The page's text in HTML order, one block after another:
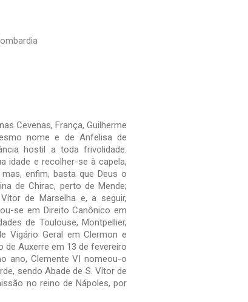
Cevenas, França, Guilherme
nome e de Anfelisa de
hostil a toda frivolidade.
idade e recolher-se à capela,
enfim, basta que Deus o
de Chirac, perto de Mende;
de Marselha e, a seguir,
se em Direito Canônico em
de Toulouse, Montpellier,
Vigário Geral em Clermon e
de Auxerre em 13 de fevereiro
ano, Clemente VI nomeou-o
sendo Abade de S. Vítor de
no reino de Nápoles, por